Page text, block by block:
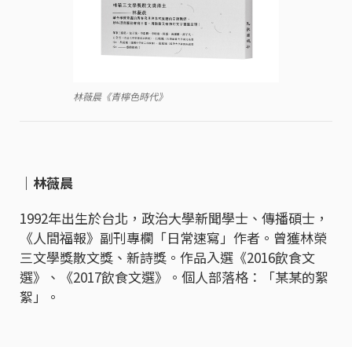
林薇晨《青檸色時代》
｜林薇晨
1992年出生於台北，政治大學新聞學士、傳播碩士，
《人間福報》副刊專欄「日常速寫」作者。曾獲林榮
三文學獎散文獎、新詩獎。作品入選《2016飲食文
選》、《2017飲食文選》。個人部落格：「某某的絮
絮」。